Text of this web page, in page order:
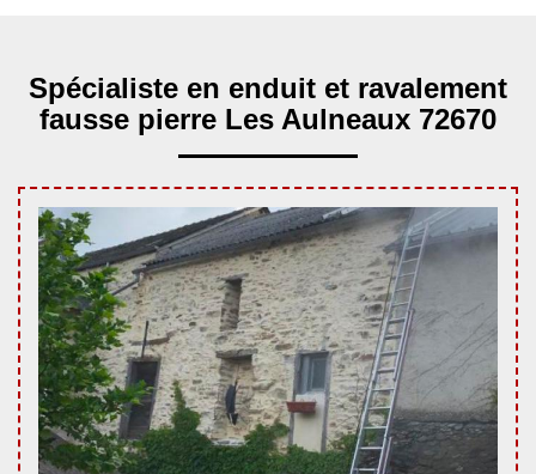
Spécialiste en enduit et ravalement
fausse pierre Les Aulneaux 72670